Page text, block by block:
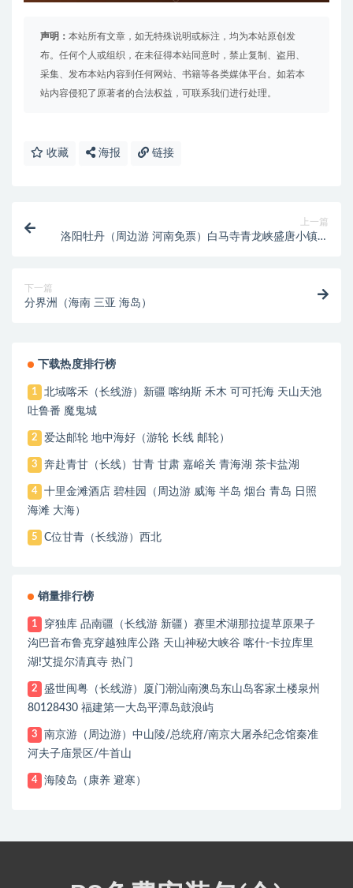
声明： 本站所有文章，如无特殊说明或标注，均为本站原创发
布。任何个人或组织，在未征得本站同意时，禁止复制、盗用、
采集、发布本站内容到任何网站、书籍等各类媒体平台。如若本
站内容侵犯了原著者的合法权益，可联系我们进行处理。
收藏 海报 链接
上一篇
洛阳牡丹（周边游 河南免票）白马寺青龙峡盛唐小镇龙
下一篇
分界洲（海南 三亚 海岛）
下载热度排行榜
1
北域喀禾（长线游）新疆 喀纳斯 禾木 可可托海 天山天池
吐鲁番 魔鬼城
2 爱达邮轮 地中海好（游轮 长线 邮轮）
3 奔赴青甘（长线）甘青 甘肃 嘉峪关 青海湖 茶卡盐湖
4
十里金滩酒店 碧桂园（周边游 威海 半岛 烟台 青岛 日照
海滩 大海）
5 C位甘青（长线游）西北
销量排行榜
1
穿独库 品南疆（长线游 新疆）赛里术湖那拉提草原果子
沟巴音布鲁克穿越独库公路 天山神秘大峡谷 喀什-卡拉库里
湖!艾提尔清真寺 热门
2
盛世闽粤（长线游）厦门潮汕南澳岛东山岛客家土楼泉州
80128430 福建第一大岛平潭岛鼓浪屿
3
南京游（周边游）中山陵/总统府/南京大屠杀纪念馆秦准
河夫子庙景区/牛首山
4 海陵岛（康养 避寒）